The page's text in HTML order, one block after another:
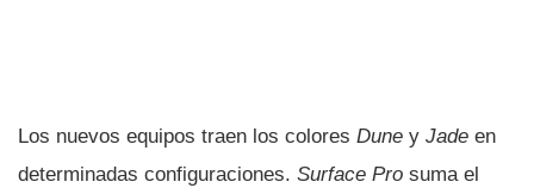
Los nuevos equipos traen los colores Dune y Jade en
determinadas configuraciones. Surface Pro suma el